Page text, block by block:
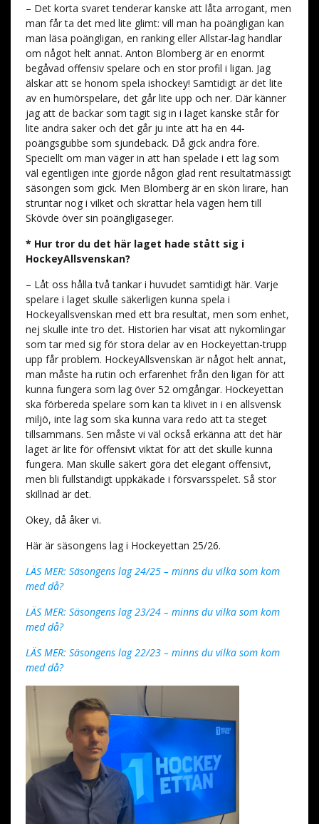
– Det korta svaret tenderar kanske att låta arrogant, men
man får ta det med lite glimt: vill man ha poängligan kan
man läsa poängligan, en ranking eller Allstar-lag handlar
om något helt annat. Anton Blomberg är en enormt
begåvad offensiv spelare och en stor profil i ligan. Jag
älskar att se honom spela ishockey! Samtidigt är det lite
av en humörspelare, det går lite upp och ner. Där känner
jag att de backar som tagit sig in i laget kanske står för
lite andra saker och det går ju inte att ha en 44-
poängsgubbe som sjundeback. Då gick andra före.
Speciellt om man väger in att han spelade i ett lag som
väl egentligen inte gjorde någon glad rent resultatmässigt
säsongen som gick. Men Blomberg är en skön lirare, han
struntar nog i vilket och skrattar hela vägen hem till
Skövde över sin poängligaseger.
* Hur tror du det här laget hade stått sig i
HockeyAllsvenskan?
– Låt oss hålla två tankar i huvudet samtidigt här. Varje
spelare i laget skulle säkerligen kunna spela i
Hockeyallsvenskan med ett bra resultat, men som enhet,
nej skulle inte tro det. Historien har visat att nykomlingar
som tar med sig för stora delar av en Hockeyettan-trupp
upp får problem. HockeyAllsvenskan är något helt annat,
man måste ha rutin och erfarenhet från den ligan för att
kunna fungera som lag över 52 omgångar. Hockeyettan
ska förbereda spelare som kan ta klivet in i en allsvensk
miljö, inte lag som ska kunna vara redo att ta steget
tillsammans. Sen måste vi väl också erkänna att det här
laget är lite för offensivt viktat för att det skulle kunna
fungera. Man skulle säkert göra det elegant offensivt,
men bli fullständigt uppkäkade i försvarsspelet. Så stor
skillnad är det.
Okey, då åker vi.
Här är säsongens lag i Hockeyettan 25/26.
LÄS MER: Säsongens lag 24/25 – minns du vilka som kom
med då?
LÄS MER: Säsongens lag 23/24 – minns du vilka som kom
med då?
LÄS MER: Säsongens lag 22/23 – minns du vilka som kom
med då?